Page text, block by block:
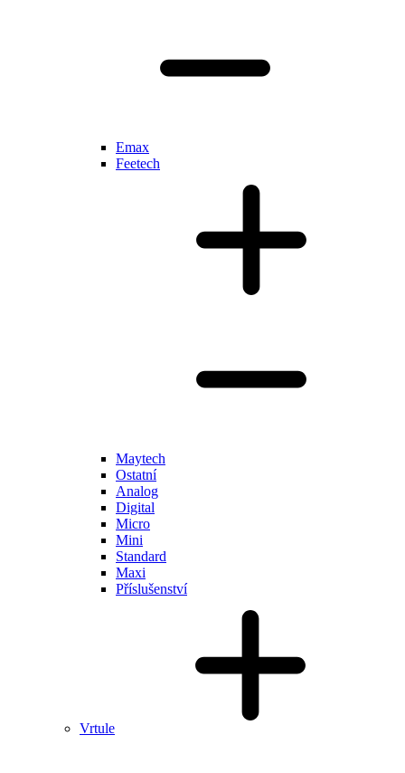
Emax
Feetech
Maytech
Ostatní
Analog
Digital
Micro
Mini
Standard
Maxi
Příslušenství
Vrtule